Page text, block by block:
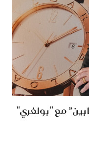
مع "بولغري"